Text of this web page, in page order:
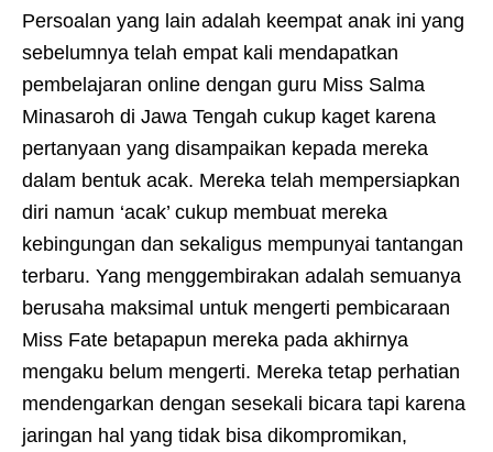
Persoalan yang lain adalah keempat anak ini yang
sebelumnya telah empat kali mendapatkan
pembelajaran online dengan guru Miss Salma
Minasaroh di Jawa Tengah cukup kaget karena
pertanyaan yang disampaikan kepada mereka
dalam bentuk acak. Mereka telah mempersiapkan
diri namun ‘acak’ cukup membuat mereka
kebingungan dan sekaligus mempunyai tantangan
terbaru. Yang menggembirakan adalah semuanya
berusaha maksimal untuk mengerti pembicaraan
Miss Fate betapapun mereka pada akhirnya
mengaku belum mengerti. Mereka tetap perhatian
mendengarkan dengan sesekali bicara tapi karena
jaringan hal yang tidak bisa dikompromikan,